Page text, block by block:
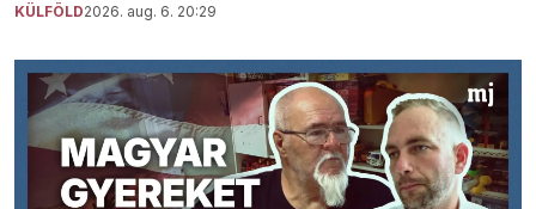
KÜLFÖLD2026. aug. 6. 20:29